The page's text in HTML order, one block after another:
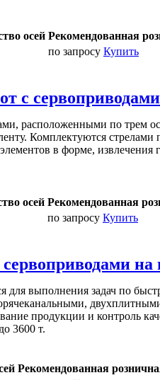
осей Рекомендованная
по запросу Купить
с
расположенными по трем
Комплектуются
в форме, извлечения
осей Рекомендованная
по запросу Купить
сервоприводами на
выполнения задач по
продукции и контроль
3600 т.
Рекомендованная